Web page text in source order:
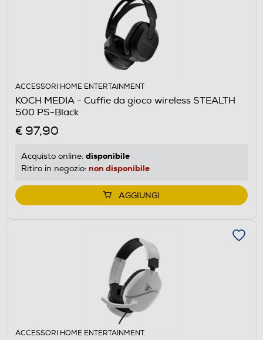
ACCESSORI HOME ENTERTAINMENT
KOCH MEDIA - Cuffie da gioco wireless STEALTH
500 PS-Black
€ 97,90
Acquisto online: disponibile
Ritiro in negozio: non disponibile
AGGIUNGI
ACCESSORI HOME ENTERTAINMENT